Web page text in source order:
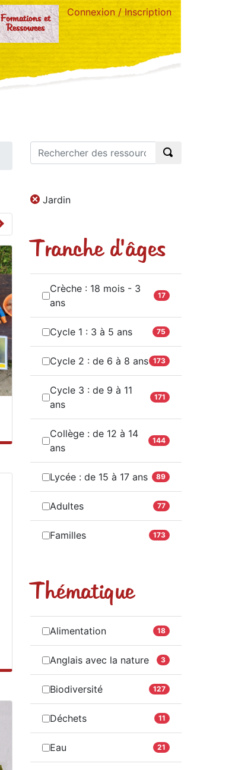
Formations et
Ressources
Connexion / Inscription
Jardin
Tranche d'âges
Crèche : 18 mois - 3
ans
17
Cycle 1 : 3 à 5 ans 75
Cycle 2 : de 6 à 8 ans 173
Cycle 3 : de 9 à 11
ans
171
Collège : de 12 à 14
ans
144
Lycée : de 15 à 17 ans 89
Adultes 77
Familles 173
Thématique
Alimentation 18
Anglais avec la nature 3
Biodiversité 127
Déchets 11
Eau 21